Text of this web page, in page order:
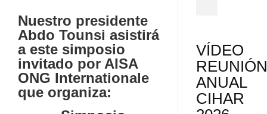
Nuestro presidente
Abdo Tounsi asistirá
a este simposio
invitado por AISA
ONG Internationale
que organiza:
VÍDEO
ANUAL
CIHAR